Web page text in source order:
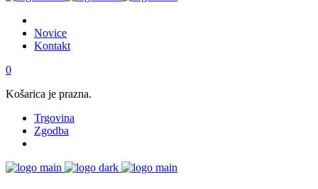
Novice
Kontakt
0
Košarica je prazna.
Trgovina
Zgodba